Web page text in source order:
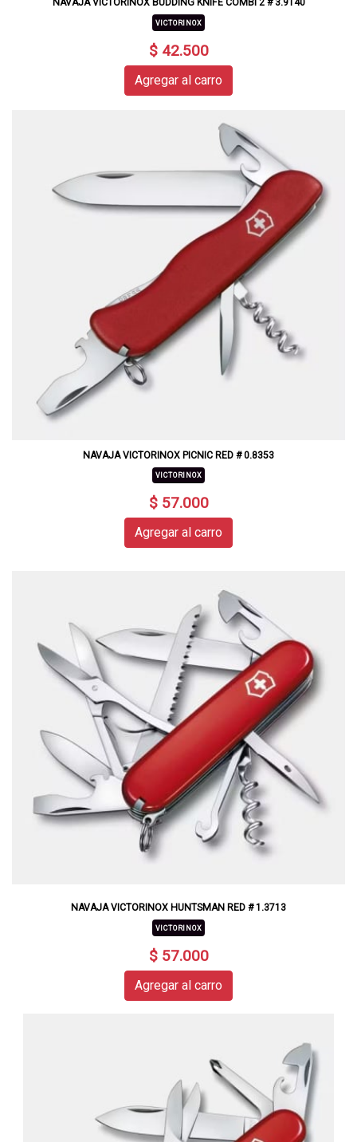
NAVAJA VICTORINOX BUDDING KNIFE COMBI 2 # 3.9140
VICTORINOX
$ 42.500
Agregar al carro
NAVAJA VICTORINOX PICNIC RED # 0.8353
VICTORINOX
$ 57.000
Agregar al carro
NAVAJA VICTORINOX HUNTSMAN RED # 1.3713
VICTORINOX
$ 57.000
Agregar al carro